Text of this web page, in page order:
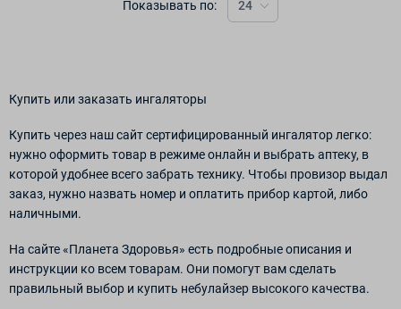
Показывать по: 24
Купить или заказать ингаляторы
Купить через наш сайт сертифицированный ингалятор легко:
нужно оформить товар в режиме онлайн и выбрать аптеку, в
которой удобнее всего забрать технику. Чтобы провизор выдал
заказ, нужно назвать номер и оплатить прибор картой, либо
наличными.
На сайте «Планета Здоровья» есть подробные описания и
инструкции ко всем товарам. Они помогут вам сделать
правильный выбор и купить небулайзер высокого качества.